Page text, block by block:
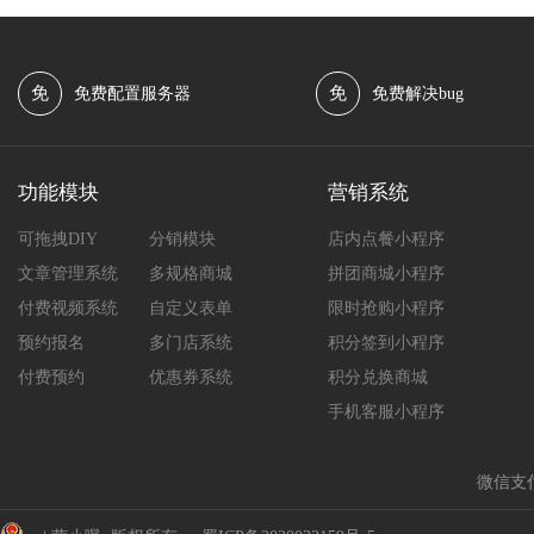
免 免费配置服务器 免 免费解决bug
功能模块
可拖拽DIY
分销模块
文章管理系统
多规格商城
付费视频系统
自定义表单
预约报名
多门店系统
付费预约
优惠券系统
营销系统
店内点餐小程序
拼团商城小程序
限时抢购小程序
积分签到小程序
积分兑换商城
手机客服小程序
微信支